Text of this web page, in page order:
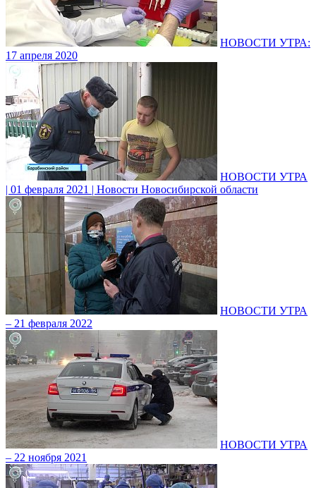
НОВОСТИ УТРА:
17 апреля 2020
НОВОСТИ УТРА
| 01 февраля 2021 | Новости Новосибирской области
НОВОСТИ УТРА
– 21 февраля 2022
НОВОСТИ УТРА
– 22 ноября 2021